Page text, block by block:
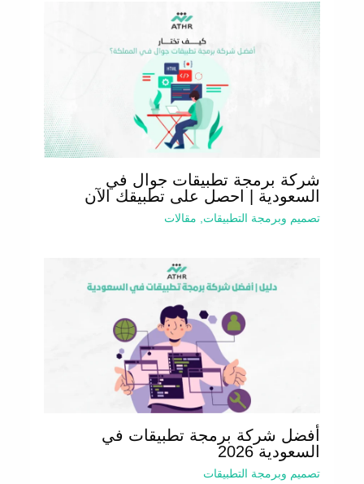
شركة برمجة تطبيقات جوال في
السعودية | احصل على تطبيقك الآن
تصميم وبرمجة التطبيقات مقالات
أفضل شركة برمجة تطبيقات في
السعودية 2026
تصميم وبرمجة التطبيقات